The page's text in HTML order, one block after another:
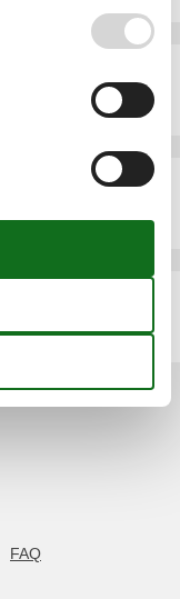
Sommerhus - 6 personer - Grønnekrogen - 5450 - Otterup
FAQ